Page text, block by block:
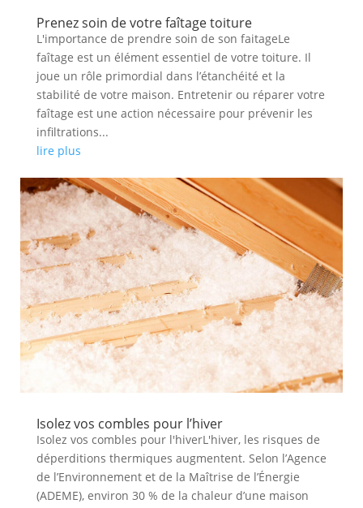
Prenez soin de votre faîtage toiture
L'importance de prendre soin de son faitageLe
faîtage est un élément essentiel de votre toiture. Il
joue un rôle primordial dans l’étanchéité et la
stabilité de votre maison. Entretenir ou réparer votre
faîtage est une action nécessaire pour prévenir les
infiltrations...
lire plus
Isolez vos combles pour l’hiver
Isolez vos combles pour l'hiverL'hiver, les risques de
déperditions thermiques augmentent. Selon l’Agence
de l’Environnement et de la Maîtrise de l’Énergie
(ADEME), environ 30 % de la chaleur d’une maison